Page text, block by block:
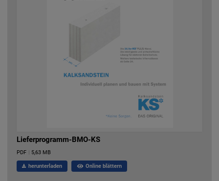
Lieferprogramm-BMO-KS
PDF | 5,63 MB
herunterladen Online blättern